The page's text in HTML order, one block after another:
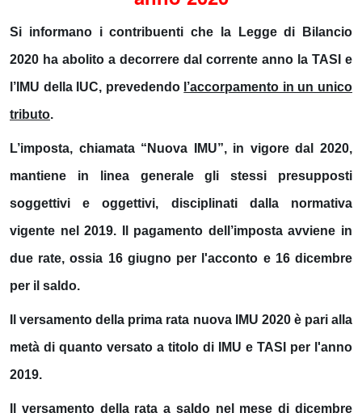
Si informano i contribuenti che la Legge di Bilancio
2020 ha abolito a decorrere dal corrente anno la TASI e
l’IMU della IUC, prevedendo l’accorpamento in un unico
tributo.
L’imposta, chiamata “ Nuova IMU”, in vigore dal 2020,
mantiene in linea generale gli stessi presupposti
soggettivi e oggettivi, disciplinati dalla normativa
vigente nel 2019. Il pagamento dell’imposta avviene in
due rate, ossia 16 giugno per l'acconto e16 dicembre
per il saldo.
Il versamento della prima rata nuova IMU 2020 è pari alla
metà di quanto versato a titolo di IMU e TASI per l'anno
2019.
Il versamento della rata a saldo nel mese di dicembre